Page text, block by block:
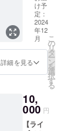
ます。
皆様の
ご協力
をお願
い致し
【撮影
におけ
事項】
・演奏
中の撮
影及び
01.Burn
Out
02.Dais
y 03.無
法地帯
Future
Code
Dream
Road
06.Stan
18:00
料金：
¥3000
＋当日
当日の
ドリン
てお支
払いく
ださい)
■ 注意
日(土）
会場：
青山 月
見ル君
想フ |
MoonR
omanti
4-9-1
B1F 時
間 :
open
を応援
するプ
ランで
す♪ カ
ラー展
開はブ
ラック
をお選
びいた
だけま
す。
内容：
①2024
年11月
発売5曲
入り
「NEW
アルバ
ム」(サ
イン入
送。
②Ache
rieより
サン
け予
定：
2024
年12
月
詳細を見る
こ
の
リ
タ
ー
ン
を
選
択
す
る
10,
000 円
【ライ